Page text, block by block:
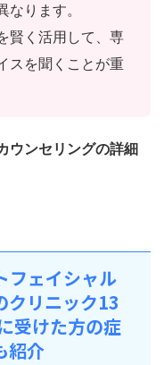
ります。
賢く活用して、専
スを聞くことが重
ウンセリングの詳細
フェイシャル
クリニック13
受けた方の症
紹介